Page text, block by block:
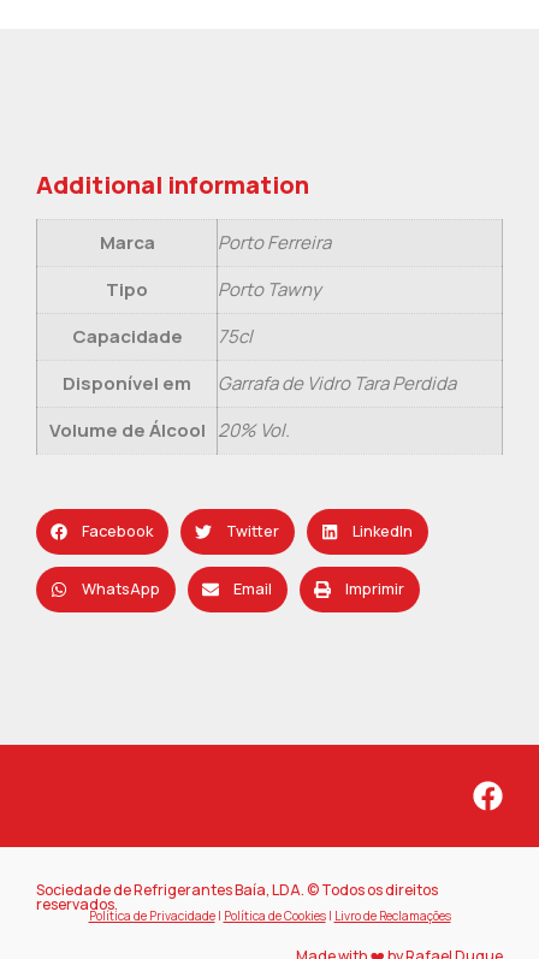
Additional information
Marca
Porto Ferreira
Tipo
Porto Tawny
Capacidade
75cl
Disponível em
Garrafa de Vidro Tara Perdida
Volume de Álcool 20% Vol.
Facebook Twitter LinkedIn
WhatsApp Email Imprimir
Sociedade de Refrigerantes Baía, LDA. © Todos os direitos
reservados.
Política de Privacidade| Política de Cookies| Livro de Reclamações